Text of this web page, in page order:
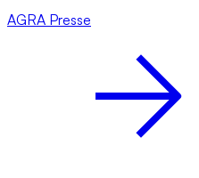
AGRA Presse